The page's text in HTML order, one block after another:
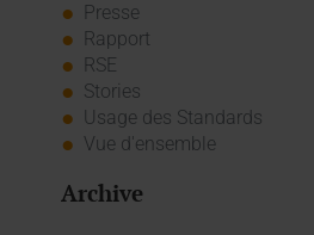
Presse
Rapport
RSE
Stories
Usage des Standards
Vue d'ensemble
Archive